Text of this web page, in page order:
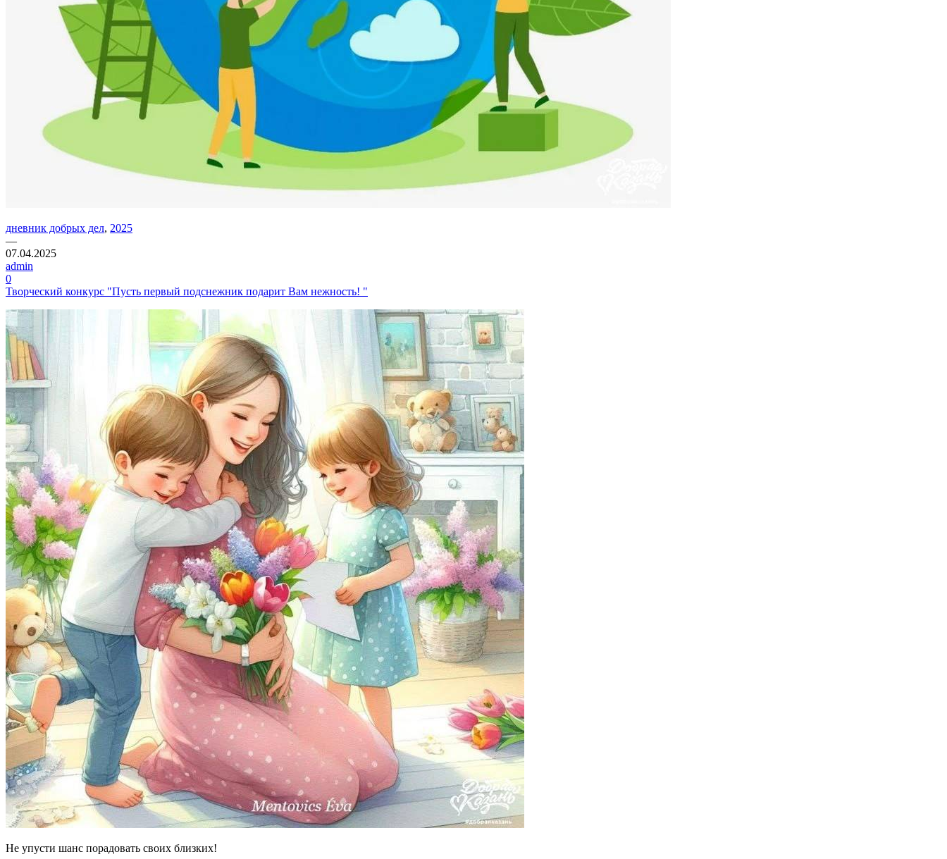
дневник добрых дел, 2025
—
07.04.2025
admin
0
Творческий конкурс "Пусть первый подснежник подарит Вам нежность! "
Не упусти шанс порадовать своих близких!